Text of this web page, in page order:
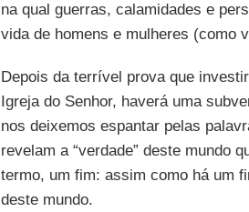
na qual guerras, calamidades e
vida de homens e mulheres (como
Depois da terrível prova que
Igreja do Senhor, haverá uma
nos deixemos espantar pelas
revelam a “verdade” deste mundo
termo, um fim: assim como há um
deste mundo.